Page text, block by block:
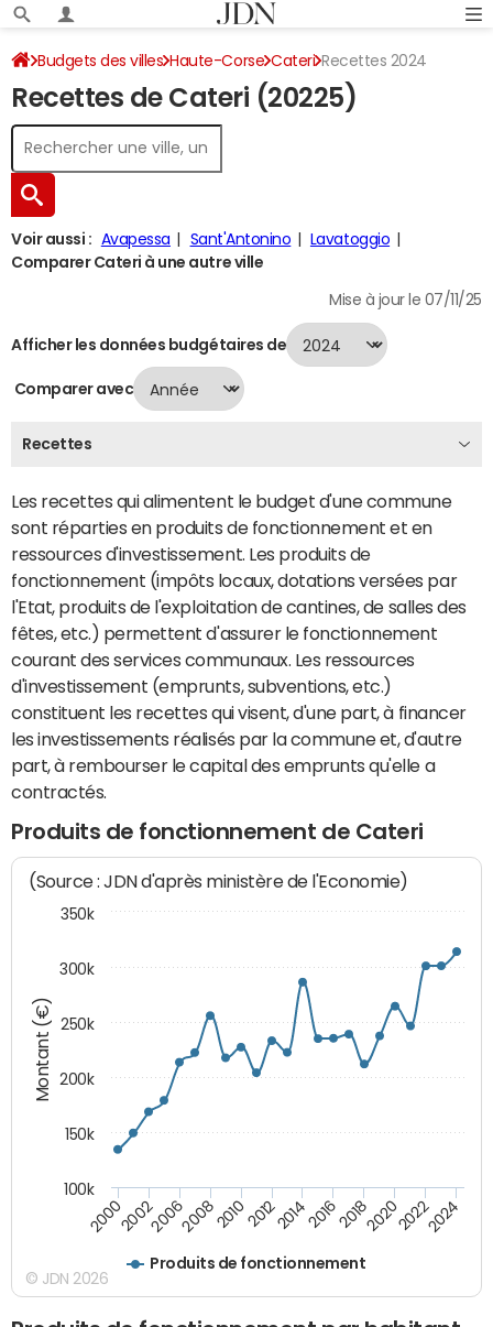
Budgets des villes Haute-Corse Cateri Recettes 2024
Recettes de Cateri (20225)
Voir aussi : Avapessa Sant'Antonino
Lavatoggio
Comparer Cateri à une autre ville
Mise à jour le 07/11/25
Afficher les données budgétaires de
Comparer avec
Recettes
Les recettes qui alimentent le budget d'une commune
sont réparties en produits de fonctionnement et en
ressources d'investissement. Les produits de
fonctionnement (impôts locaux, dotations versées par
l'Etat, produits de l'exploitation de cantines, de salles des
fêtes, etc.) permettent d'assurer le fonctionnement
courant des services communaux. Les ressources
d'investissement (emprunts, subventions, etc.)
constituent les recettes qui visent, d'une part, à financer
les investissements réalisés par la commune et, d'autre
part, à rembourser le capital des emprunts qu'elle a
contractés.
Produits de fonctionnement de Cateri
Montant (€)
(Source : JDN d'après ministère de l'Economie)
Produits de fonctionnement
200020022006200820102012201420162018202020222024
100k
150k
200k
250k
300k
350k
© JDN 2026